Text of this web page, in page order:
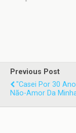
Previous Post
"Casei Por 30
Não-Amor Da